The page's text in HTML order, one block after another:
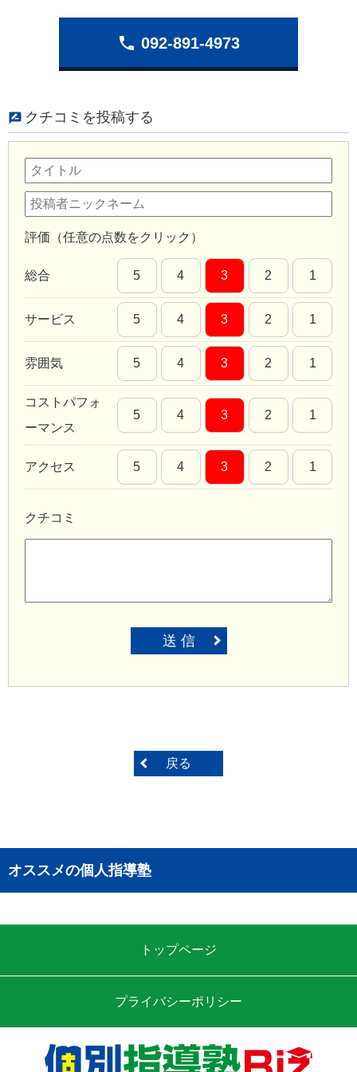
phone 092-891-4973
クチコミを投稿する
評価（任意の点数をクリック）
総合 5 4 3 2 1
サービス 5 4 3 2 1
雰囲気 5 4 3 2 1
コストパフォ
ーマンス
5 4 3 2 1
アクセス 5 4 3 2 1
クチコミ
送 信
戻る
オススメの個人指導塾
トップページ
プライバシーポリシー